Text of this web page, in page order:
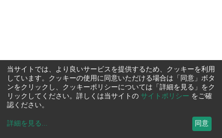
当サイトでは、より良いサービスを提供するため、クッキーを利用
しています。クッキーの使用に同意いただける場合は「同意」ボタ
ンをクリックし、クッキーポリシーについては「詳細を見る」をク
リックしてください。詳しくは当サイトの サイトポリシー をご確
認ください。
詳細を見る ... 同意